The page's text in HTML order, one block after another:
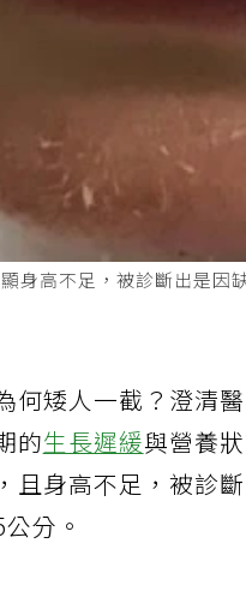
身高不足，被診斷出是因
何矮人一截？澄清
的生長遲緩與營養
且身高不足，被診
分。